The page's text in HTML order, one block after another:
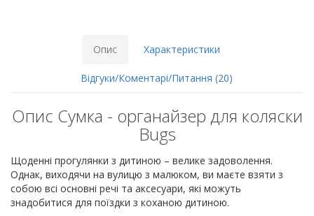
Опис Характеристики
Відгуки/Коментарі/Питання (20)
Опис Сумка - органайзер для коляски
Bugs
Щоденні прогулянки з дитиною – велике задоволення.
Однак, виходячи на вулицю з малюком, ви маєте взяти з
собою всі основні речі та аксесуари, які можуть
знадобитися для поїздки з коханою дитиною.